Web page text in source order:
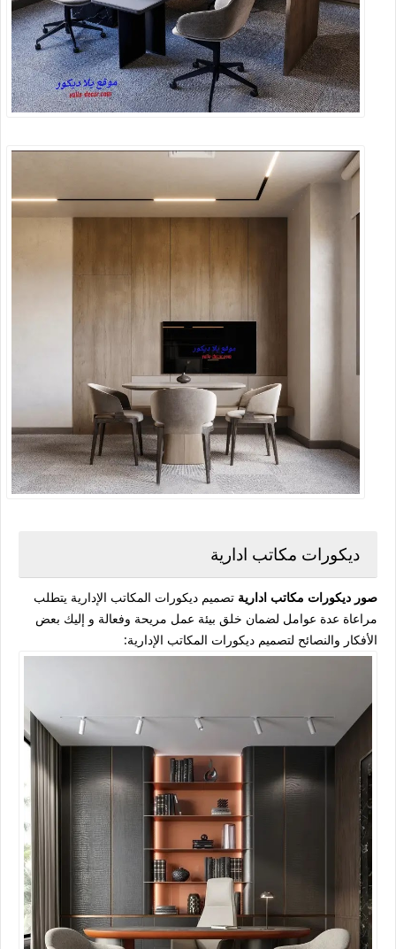
ديكورات مكاتب ادارية
صور ديكورات مكاتب ادارية تصميم ديكورات المكاتب الإدارية يتطلب
مراعاة عدة عوامل لضمان خلق بيئة عمل مريحة وفعالة و إليك بعض
الأفكار والنصائح لتصميم ديكورات المكاتب الإدارية: